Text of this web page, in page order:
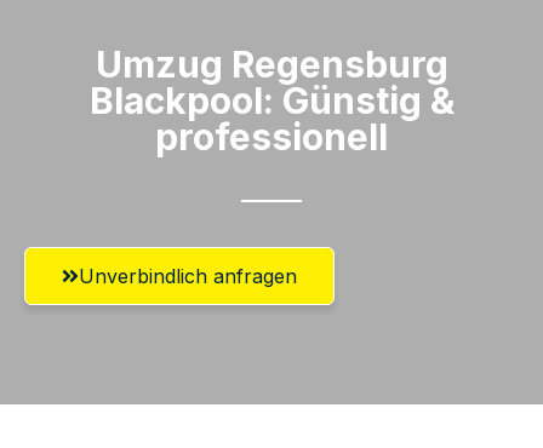
Umzug Regensburg​
Blackpool: Günstig &
professionell​
Unverbindlich anfragen